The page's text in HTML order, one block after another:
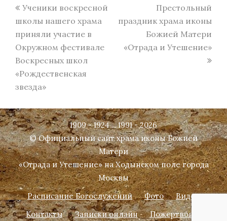
previous
post:
Ученики воскресной
школы нашего храма
приняли участие в
Окружном фестивале
Воскресных школ
«Рождественская
звезда»
next
post:
Престольный
праздник храма иконы
Божией Матери
«Отрада и Утешение»
1909 - 1924 ... 1991 - 2026
© Официальный сайт храма иконы Божией
Матери
«Отрада и Утешение» на Ходынском поле города
Москвы
Расписание Богослужений
Фото
Видео
Контакты
Записки онлайн Пожертвование